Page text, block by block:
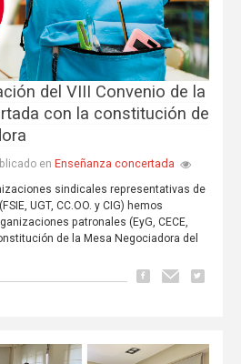
del VIII Convenio de la
con la constitución de
en Enseñanza concertada
sindicales representativas de
UGT, CC.OO. y CIG) hemos
patronales (EyG, CECE,
de la Mesa Negociadora del